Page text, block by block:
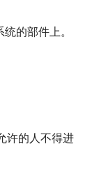
的部件上。
许的人不得进